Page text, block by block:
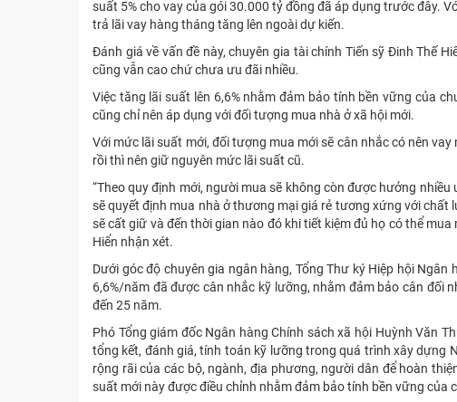
suất 5% cho vay của gói 30.000 tỷ đồng đã áp dụng trước đây.
trả lãi vay hàng tháng tăng lên ngoài dự kiến.
Đánh giá về vấn đề này, chuyên gia tài chính Tiến sỹ Đinh Thế
cũng vẫn cao chứ chưa ưu đãi nhiều.
Việc tăng lãi suất lên 6,6% nhằm đảm bảo tính bền vững của
cũng chỉ nên áp dụng với đối tượng mua nhà ở xã hội mới.
Với mức lãi suất mới, đối tượng mua mới sẽ cân nhắc có nên
rồi thì nên giữ nguyên mức lãi suất cũ.
“Theo quy định mới, người mua sẽ không còn được hưởng
sẽ quyết định mua nhà ở thương mại giá rẻ tương xứng với
sẽ cất giữ và đến thời gian nào đó khi tiết kiệm đủ họ có thể
Hiển nhận xét.
Dưới góc độ chuyên gia ngân hàng, Tổng Thư ký Hiệp hội
6,6%/năm đã được cân nhắc kỹ lưỡng, nhằm đảm bảo cân đối
đến 25 năm.
Phó Tổng giám đốc Ngân hàng Chính sách xã hội Huỳnh Văn
tổng kết, đánh giá, tính toán kỹ lưỡng trong quá trình xây dựng
rộng rãi của các bộ, ngành, địa phương, người dân để hoàn
suất mới này được điều chỉnh nhằm đảm bảo tính bền vững